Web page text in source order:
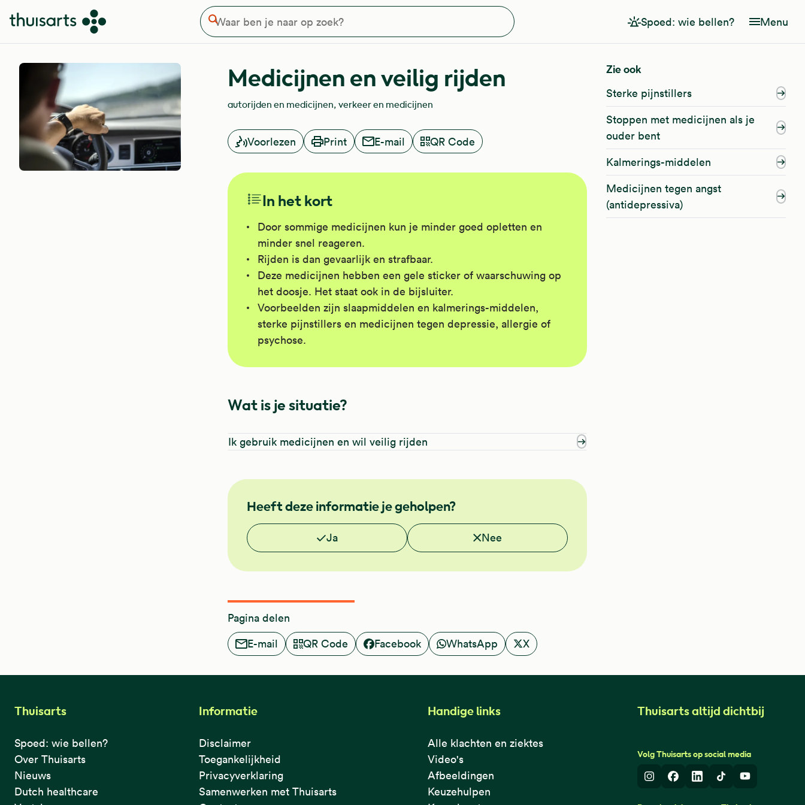
Overslaan en naar de inhoud gaan Waar ben je naar op zoek?
Zoeken Spoed: wie bellen? Menu
Medicijnen en veilig rijden
autorijden en medicijnen verkeer en medicijnen
Voorlezen Print E-mail QR Code
In het kort
Door sommige medicijnen kun je minder goed opletten en
minder snel reageren.
Rijden is dan gevaarlijk en strafbaar.
Deze medicijnen hebben een gele sticker of waarschuwing op
het doosje. Het staat ook in de bijsluiter.
Voorbeelden zijn slaapmiddelen en kalmerings-middelen,
sterke pijnstillers en medicijnen tegen depressie, allergie of
psychose.
Wat is je situatie?
Ik gebruik medicijnen en wil veilig rijden
Heeft deze informatie je geholpen?
Vond je deze informatie nuttig?
Ja Nee
Pagina delen
E-mail
QR Code Facebook WhatsApp X
Zie ook
Sterke pijnstillers
Stoppen met medicijnen als je
ouder bent
Kalmerings-middelen
Medicijnen tegen angst
(antidepressiva)
Thuisarts
Spoed: wie bellen?
Over Thuisarts
Nieuws
Dutch healthcare
Informatie
Disclaimer
Toegankelijkheid
Privacyverklaring
Samenwerken met Thuisarts
Handige links
Alle klachten en ziektes
Video's
Afbeeldingen
Keuzehulpen
Thuisarts altijd dichtbij
Volg Thuisarts op social media
InstagramFacebook
LinkedInTikTokYoutube